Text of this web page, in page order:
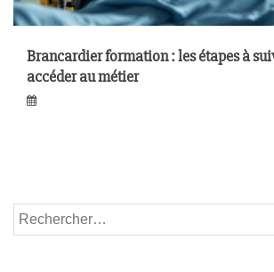
Brancardier formation : les étapes à
accéder au métier